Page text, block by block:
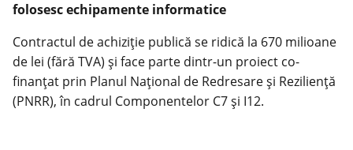
folosesc echipamente informatice
Contractul de achiziție publică se ridică la 670 milioane
de lei (fără TVA) și face parte dintr-un proiect co-
finanțat prin Planul Național de Redresare și Reziliență
(PNRR), în cadrul Componentelor C7 și I12.